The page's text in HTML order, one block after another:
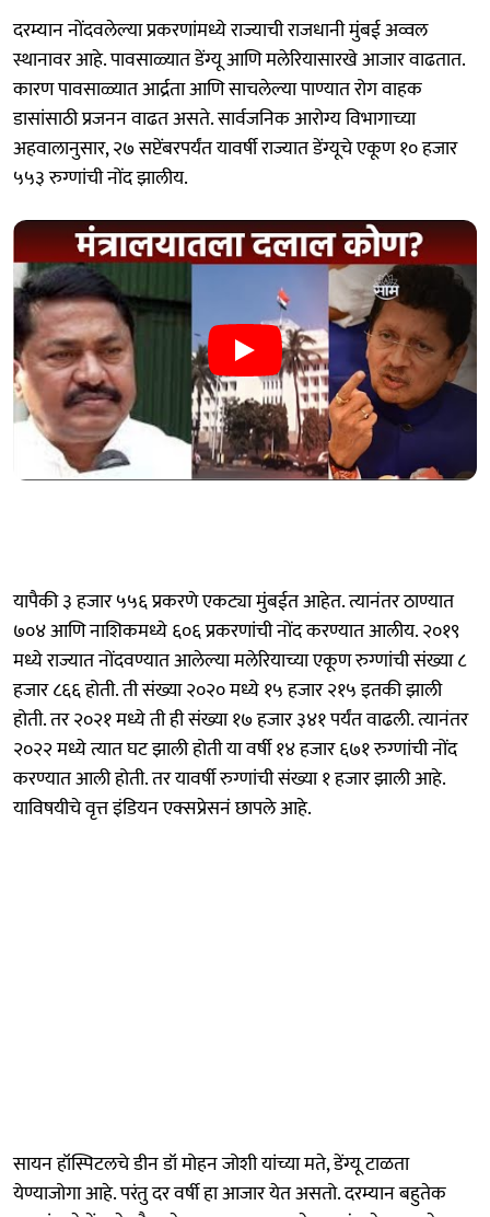
दरम्यान नोंदवलेल्या प्रकरणांमध्ये राज्याची राजधानी मुंबई अव्वल
स्थानावर आहे. पावसाळ्यात डेंग्यू आणि मलेरियासारखे आजार वाढतात.
कारण पावसाळ्यात आर्द्रता आणि साचलेल्या पाण्यात रोग वाहक
डासांसाठी प्रजनन वाढत असते. सार्वजनिक आरोग्य विभागाच्या
अहवालानुसार, २७ सप्टेंबरपर्यंत यावर्षी राज्यात डेंग्यूचे एकूण १० हजार
५५३ रुग्णांची नोंद झालीय.
यापैकी ३ हजार ५५६ प्रकरणे एकट्या मुंबईत आहेत. त्यानंतर ठाण्यात
७०४ आणि नाशिकमध्ये ६०६ प्रकरणांची नोंद करण्यात आलीय. २०१९
मध्ये राज्यात नोंदवण्यात आलेल्या मलेरियाच्या एकूण रुग्णांची संख्या ८
हजार ८६६ होती. ती संख्या २०२० मध्ये १५ हजार २१५ इतकी झाली
होती. तर २०२१ मध्ये ती ही संख्या १७ हजार ३४१ पर्यंत वाढली. त्यानंतर
२०२२ मध्ये त्यात घट झाली होती या वर्षी १४ हजार ६७१ रुग्णांची नोंद
करण्यात आली होती. तर यावर्षी रुग्णांची संख्या १ हजार झाली आहे.
याविषयीचे वृत्त इंडियन एक्सप्रेसनं छापले आहे.
सायन हॉस्पिटलचे डीन डॉ मोहन जोशी यांच्या मते, डेंग्यू टाळता
येण्याजोगा आहे. परंतु दर वर्षी हा आजार येत असतो. दरम्यान बहुतेक